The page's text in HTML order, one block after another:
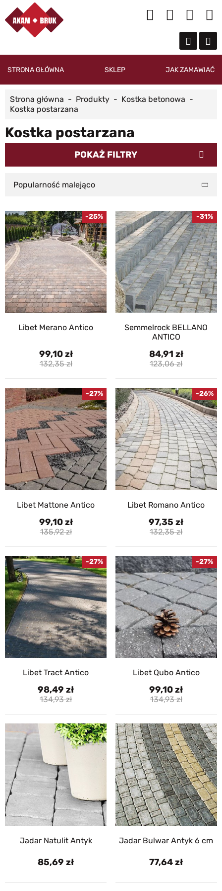
STRONA GŁÓWNA SKLEP JAK ZAMAWIAĆ
Strona główna Produkty
Kostka betonowa
Kostka postarzana
Kostka postarzana
POKAŻ FILTRY
Popularność malejąco
Libet Merano Antico
99,10
132,35
-25%
Semmelrock BELLANO
ANTICO
84,91
123,06
-31%
Libet Mattone Antico
99,10
135,92
-27%
Libet Romano Antico
97,35
132,35
-26%
Libet Tract Antico
98,49
134,93
-27%
Libet Qubo Antico
99,10
134,93
-27%
Jadar Natulit Antyk
85,69
Jadar Bulwar Antyk 6 cm
77,64